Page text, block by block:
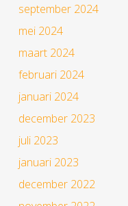
september 2024
mei 2024
maart 2024
februari 2024
januari 2024
december 2023
juli 2023
januari 2023
december 2022